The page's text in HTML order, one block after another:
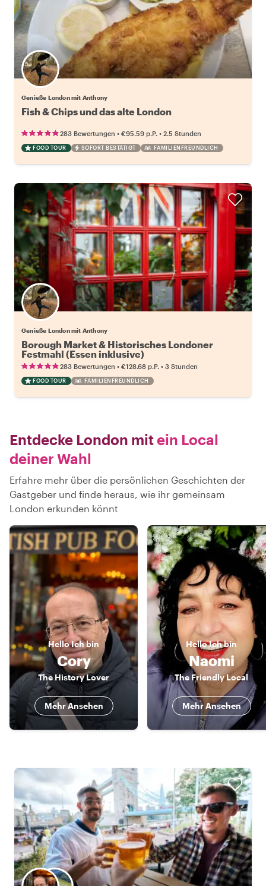
Genieße London mit Anthony
Fish & Chips und das alte London
283 Bewertungen • €95.59 p.P. • 2.5 Stunden
FOOD TOUR SOFORT BESTÄTIGT FAMILIENFREUNDLICH
Genieße London mit Anthony
Borough Market & Historisches Londoner
Festmahl (Essen inklusive)
283 Bewertungen • €128.68 p.P. • 3 Stunden
FOOD TOUR FAMILIENFREUNDLICH
Entdecke London mitein Local
deiner Wahl
Erfahre mehr über die persönlichen Geschichten der
Gastgeber und finde heraus, wie ihr gemeinsam
London erkunden könnt
HelloIch bin
Cory
The History Lover
Mehr Ansehen
HelloIch bin
Naomi
The Friendly Local
Mehr Ansehen